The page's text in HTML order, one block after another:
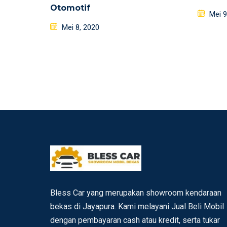
Otomotif
Posted
Mei 8, 2020
Mei
Bless Car yang merupakan showroom kendaraan
bekas di Jayapura. Kami melayani Jual Beli Mobil
dengan pembayaran cash atau kredit, serta tukar